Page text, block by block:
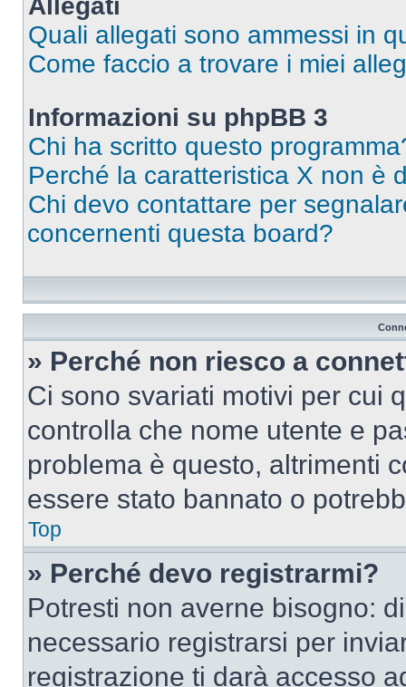
Allegati
Quali allegati sono ammessi in
Come faccio a trovare i miei
Informazioni su phpBB 3
Chi ha scritto questo
Perché la caratteristica X non è
Chi devo contattare per
concernenti questa board?
» Perché non riesco a
Ci sono svariati motivi per cui
controlla che nome utente e
problema è questo, altrimenti
essere stato bannato o
Top
» Perché devo registrarmi?
Potresti non averne bisogno:
necessario registrarsi per
registrazione ti darà accesso